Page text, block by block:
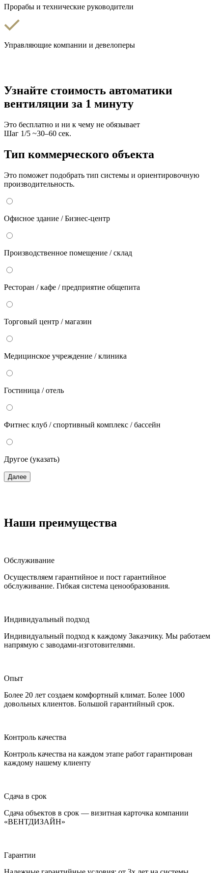
Прорабы и технические руководители
Управляющие компании и девелоперы
Узнайте стоимость автоматики
вентиляции за 1 минуту
Это бесплатно и ни к чему не обязывает
Шаг 1/5 ~30–60 сек.
Тип коммерческого объекта
Это поможет подобрать тип системы и ориентировочную
производительность.
Офисное здание / Бизнес-центр
Производственное помещение / склад
Ресторан / кафе / предприятие общепита
Торговый центр / магазин
Медицинское учреждение / клиника
Гостиница / отель
Фитнес клуб / спортивный комплекс / бассейн
Другое (указать)
Далее
Наши преимущества
Обслуживание
Осуществляем гарантийное и пост гарантийное
обслуживание. Гибкая система ценообразования.
Индивидуальный подход
Индивидуальный подход к каждому Заказчику. Мы работаем
напрямую с заводами-изготовителями.
Опыт
Более 20 лет создаем комфортный климат. Более 1000
довольных клиентов. Большой гарантийный срок.
Контроль качества
Контроль качества на каждом этапе работ гарантирован
каждому нашему клиенту
Сдача в срок
Сдача объектов в срок — визитная карточка компании
«ВЕНТДИЗАЙН»
Гарантии